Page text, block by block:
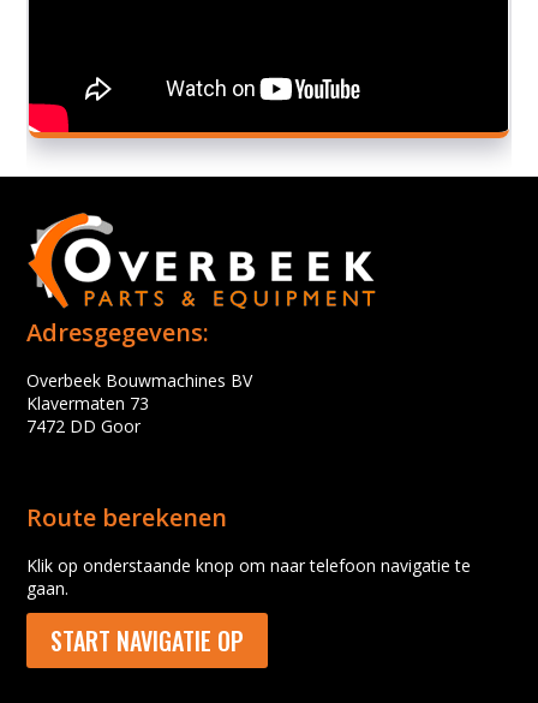
Adresgegevens:
Overbeek Bouwmachines BV
Klavermaten 73
7472 DD Goor
Route berekenen
Klik op onderstaande knop om naar telefoon navigatie te
gaan.
START NAVIGATIE OP